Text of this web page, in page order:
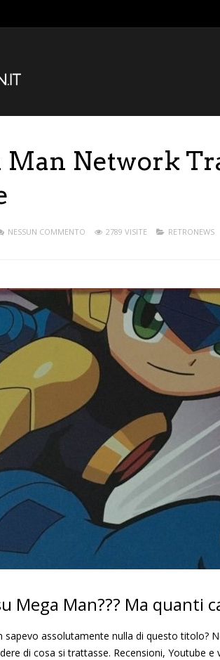
Man Network
NESSUN COMMENTO 2789 VISITE RETRONEWS
Mega Man??? Ma quanti
assolutamente nulla di questo titolo?
di cosa si trattasse. Recensioni, Youtube e